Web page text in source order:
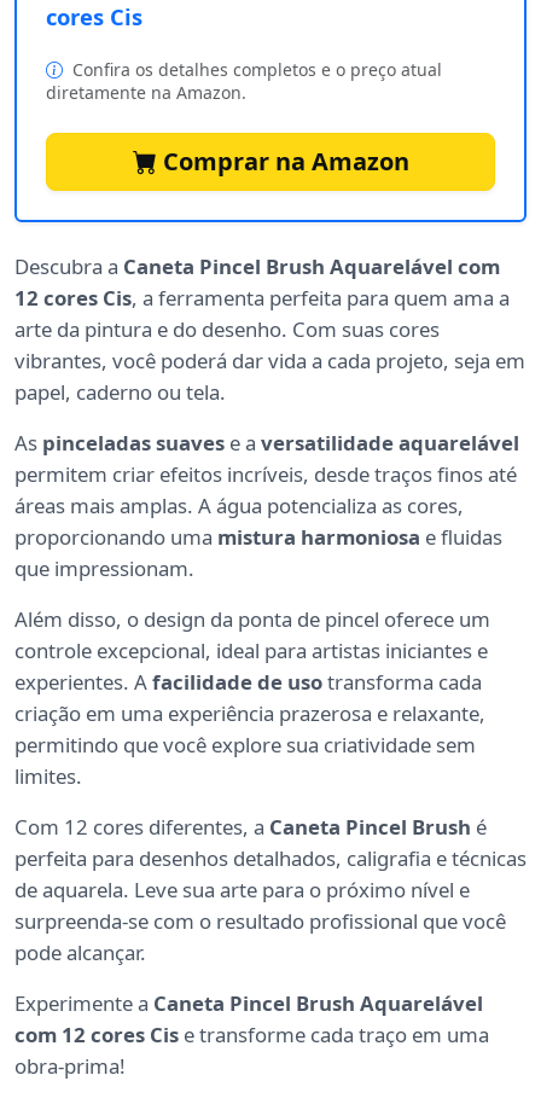
cores Cis
Confira os detalhes completos e o preço atual
diretamente na Amazon.
Comprar na Amazon
Descubra a Caneta Pincel Brush Aquarelável com
12 cores Cis, a ferramenta perfeita para quem ama a
arte da pintura e do desenho. Com suas cores
vibrantes, você poderá dar vida a cada projeto, seja em
papel, caderno ou tela.
As pinceladas suaves e a versatilidade aquarelável
permitem criar efeitos incríveis, desde traços finos até
áreas mais amplas. A água potencializa as cores,
proporcionando uma mistura harmoniosa e fluidas
que impressionam.
Além disso, o design da ponta de pincel oferece um
controle excepcional, ideal para artistas iniciantes e
experientes. Afacilidade de usotransforma cada
criação em uma experiência prazerosa e relaxante,
permitindo que você explore sua criatividade sem
limites.
Com 12 cores diferentes, a Caneta Pincel Brush é
perfeita para desenhos detalhados, caligrafia e técnicas
de aquarela. Leve sua arte para o próximo nível e
surpreenda-se com o resultado profissional que você
pode alcançar.
Experimente a Caneta Pincel Brush Aquarelável
com 12 cores Cis e transforme cada traço em uma
obra-prima!